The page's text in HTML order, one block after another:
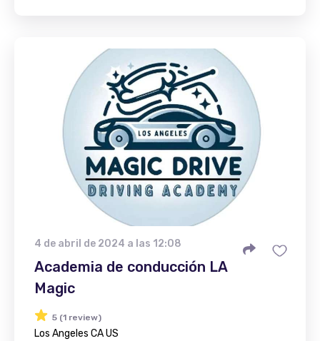
4 de abril de 2024 a las 12:08
Academia de conducción LA
Magic
5 (1 review)
Los Angeles CA US